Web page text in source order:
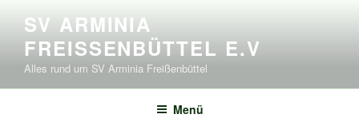
Inhalt
springen
SV ARMINIA
FREISSENBÜTTEL E.V
Alles rund um SV Arminia Freißenbüttel
Menü